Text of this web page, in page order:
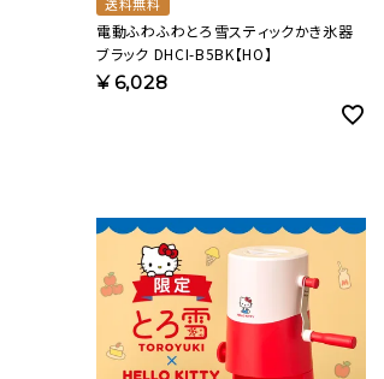
電動ふわふわとろ雪スティックかき氷器
ブラック DHCI-B5BK【HO】
¥6,028